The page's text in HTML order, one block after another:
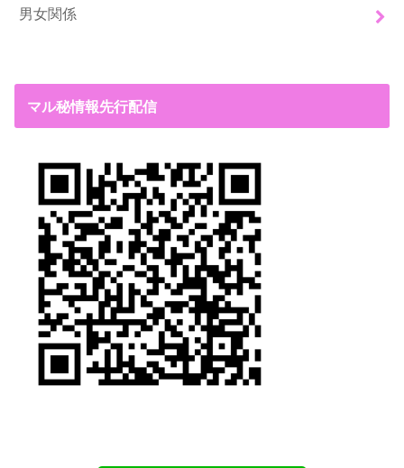
男女関係
マル秘情報先行配信